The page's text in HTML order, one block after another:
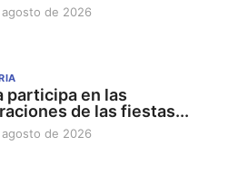
de 2026
participa en las
de las fiestas...
de 2026